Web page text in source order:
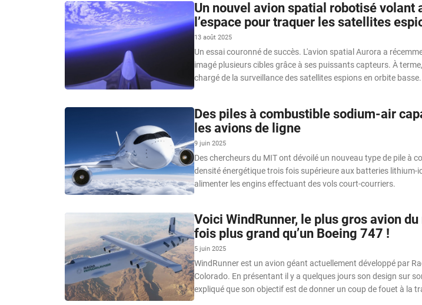
Un nouvel avion spatial robotisé volant
l’espace pour traquer les satellites
13 août 2025
Un essai couronné de succès. L'avion spatial Aurora a
imagé plusieurs cibles grâce à ses puissants capteurs. À
chargé de la surveillance des satellites espions en orbite basse.
Des piles à combustible sodium-air
les avions de ligne
9 juin 2025
Des chercheurs du MIT ont dévoilé un nouveau type de pile à
densité énergétique trois fois supérieure aux batteries lithium-
alimenter les engins effectuant des vols court-courriers.
Voici WindRunner, le plus gros avion
fois plus grand qu’un Boeing 747 !
5 juin 2025
WindRunner est un avion géant actuellement développé par
Colorado. En présentant il y a quelques jours son design sur
expliqué que son objectif est de donner un coup de fouet à la